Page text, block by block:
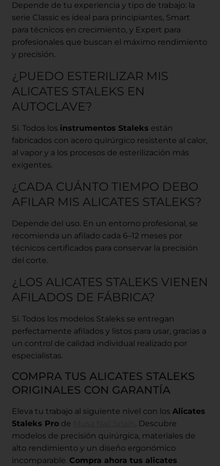
Depende de tu experiencia y tipo de trabajo: la
serie Classic es ideal para principiantes, Smart
para técnicos en crecimiento, y Expert para
profesionales que buscan el máximo rendimiento
y precisión.
¿PUEDO ESTERILIZAR MIS
ALICATES STALEKS EN
AUTOCLAVE?
Sí. Todos los instrumentos Staleks están
fabricados con acero quirúrgico resistente al calor,
al vapor y a los procesos de esterilización más
exigentes.
¿CADA CUÁNTO TIEMPO DEBO
AFILAR MIS ALICATES STALEKS?
Depende del uso. En un entorno profesional, se
recomienda un afilado cada 6–12 meses por
técnicos certificados para conservar la precisión
del corte.
¿LOS ALICATES STALEKS VIENEN
AFILADOS DE FÁBRICA?
Sí. Todos los modelos Staleks se entregan
perfectamente afilados y listos para usar, gracias a
un control de calidad individual realizado por
especialistas.
COMPRA TUS ALICATES STALEKS
ORIGINALES CON GARANTÍA
Eleva tu trabajo al siguiente nivel con los Alicates
Staleks Pro de
. Descubre
modelos de precisión quirúrgica, materiales de
alto rendimiento y un diseño ergonómico
incomparable. Compra ahora tus alicates